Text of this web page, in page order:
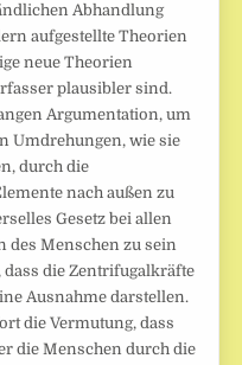
Abhandlung
aufgestellte Theorien
neue Theorien
plausibler sind.
Argumentation, um
Umdrehungen, wie sie
durch die
nach außen zu
Gesetz bei allen
des Menschen zu sein
dass die Zentrifugalkräfte
Ausnahme darstellen.
die Vermutung, dass
die Menschen durch die